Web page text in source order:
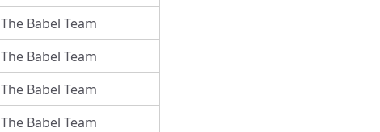
The Babel Team
The Babel Team
The Babel Team
The Babel Team